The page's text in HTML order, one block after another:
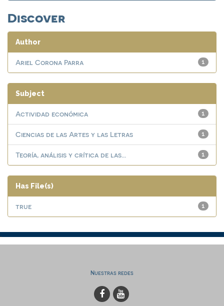
Discover
Author
1
Ariel Corona Parra
Subject
1
Actividad económica
1
Ciencias de las Artes y las Letras
1
Teoría, análisis y crítica de las...
Has File(s)
1
true
Nuestras redes